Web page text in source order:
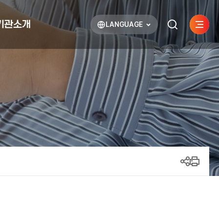
관소개 LANGUAGE
열기 검색하기
사이트
열기